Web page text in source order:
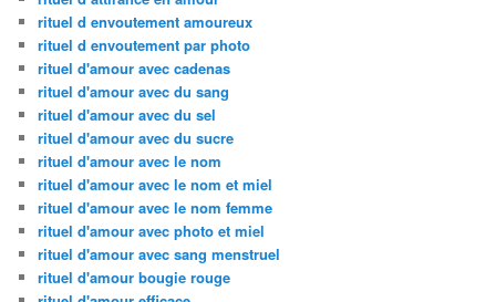
rituel d envoutement amoureux
rituel d envoutement par photo
rituel d'amour avec cadenas
rituel d'amour avec du sang
rituel d'amour avec du sel
rituel d'amour avec du sucre
rituel d'amour avec le nom
rituel d'amour avec le nom et miel
rituel d'amour avec le nom femme
rituel d'amour avec photo et miel
rituel d'amour avec sang menstruel
rituel d'amour bougie rouge